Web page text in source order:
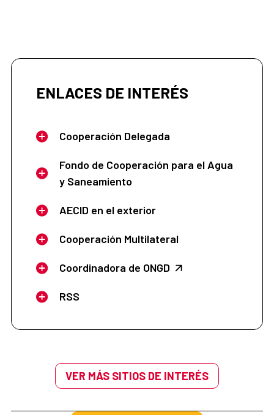
ENLACES DE INTERÉS
Cooperación Delegada
Fondo de Cooperación para el Agua
y Saneamiento
AECID en el exterior
Cooperación Multilateral
Coordinadora de ONGD
RSS
VER MÁS SITIOS DE INTERÉS